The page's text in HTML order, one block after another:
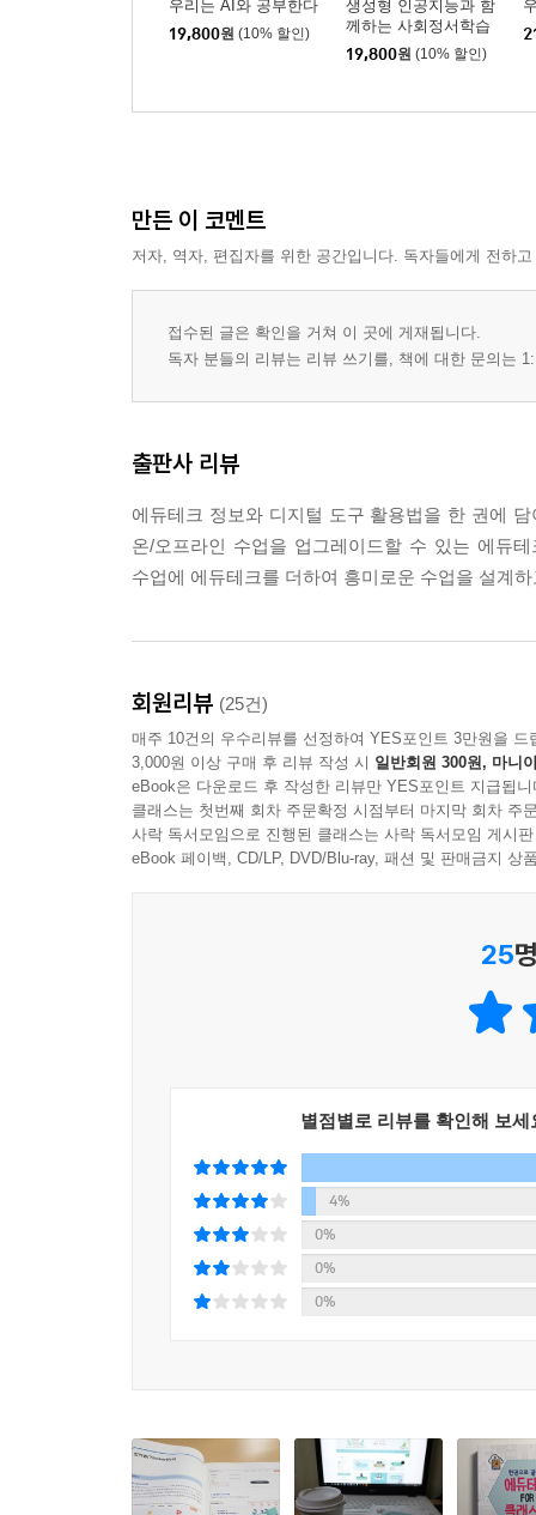
우리는 AI와 공부한다
19,800원 (10% 할인)
생성형 인공지능과 함
께하는 사회정서학습
19,800원 (10% 할인)
만든 이 코멘트
저자, 역자, 편집자를 위한 공간입니다. 독자들에게 전하
접수된 글은 확인을 거쳐 이 곳에 게재됩니다.
독자 분들의 리뷰는 리뷰 쓰기를, 책에 대한 문의는
출판사 리뷰
에듀테크 정보와 디지털 도구 활용법을 한 권에
온/오프라인 수업을 업그레이드할 수 있는 에듀
수업에 에듀테크를 더하여 흥미로운 수업을 설계
회원리뷰 (25건)
매주 10건의 우수리뷰를 선정하여 YES포인트 3만원을 드
3,000원 이상 구매 후 리뷰 작성 시 일반회원 300원, 마니
eBook은 다운로드 후 작성한 리뷰만 YES포인트 지급됩니
클래스는 첫번째 회차 주문확정 시점부터 마지막 회차 주
사락 독서모임으로 진행된 클래스는 사락 독서모임 게시
eBook 페이백, CD/LP, DVD/Blu-ray, 패션 및 판매금지 상
25
별점별로 리뷰를 확인해 보세
4%
0%
0%
0%